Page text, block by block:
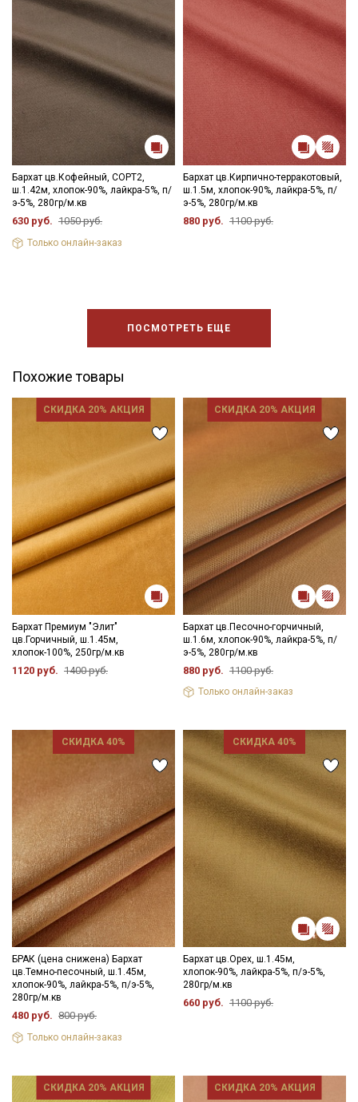
Бархат цв.Кофейный, СОРТ2,
ш.1.42м, хлопок-90%, лайкра-5%, п/
э-5%, 280гр/м.кв
630 руб. 1050 руб.
Только онлайн-заказ
Бархат цв.Кирпично-терракотовый,
ш.1.5м, хлопок-90%, лайкра-5%, п/
э-5%, 280гр/м.кв
880 руб. 1100 руб.
ПОСМОТРЕТЬ ЕЩЕ
Похожие товары
СКИДКА 20% АКЦИЯ
Бархат Премиум "Элит"
цв.Горчичный, ш.1.45м,
хлопок-100%, 250гр/м.кв
1120 руб. 1400 руб.
СКИДКА 20% АКЦИЯ
Бархат цв.Песочно-горчичный,
ш.1.6м, хлопок-90%, лайкра-5%, п/
э-5%, 280гр/м.кв
880 руб. 1100 руб.
Только онлайн-заказ
СКИДКА 40%
БРАК (цена снижена) Бархат
цв.Темно-песочный, ш.1.45м,
хлопок-90%, лайкра-5%, п/э-5%,
280гр/м.кв
480 руб. 800 руб.
Только онлайн-заказ
СКИДКА 40%
Бархат цв.Орех, ш.1.45м,
хлопок-90%, лайкра-5%, п/э-5%,
280гр/м.кв
660 руб. 1100 руб.
СКИДКА 20% АКЦИЯ СКИДКА 20% АКЦИЯ
промокоды и скидки до 30% на узкие
категории тканей
Электронная почта
Подписаться
Ознакомлен(а) сПолитикой обработки персональных
данныхи даю
Согласие на обработку персональных
данных
ДаюСогласие на получение рекламных и